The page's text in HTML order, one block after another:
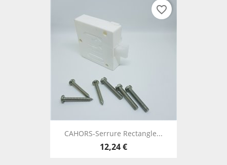
CAHORS-Serrure Rectangle...
12,24 €
favorite_border